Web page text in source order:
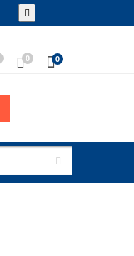
0 0